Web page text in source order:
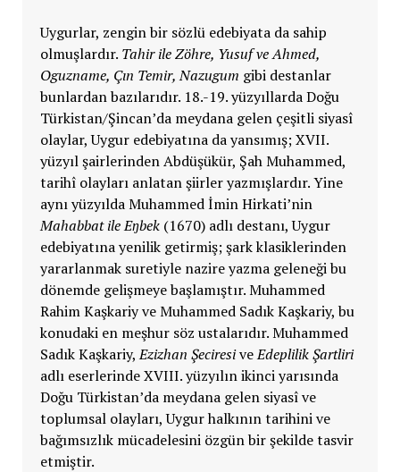
Uygurlar, zengin bir sözlü edebiyata da sahip
olmuşlardır. Tahir ile Zöhre, Yusuf ve Ahmed,
Oguzname, Çın Temir, Nazugum gibi destanlar
bunlardan bazılarıdır. 18.-19. yüzyıllarda Doğu
Türkistan/Şincan’da meydana gelen çeşitli siyasî
olaylar, Uygur edebiyatına da yansımış; XVII.
yüzyıl şairlerinden Abdüşükür, Şah Muhammed,
tarihî olayları anlatan şiirler yazmışlardır. Yine
aynı yüzyılda Muhammed İmin Hirkati’nin
Mahabbat ile Eŋbek(1670) adlı destanı, Uygur
edebiyatına yenilik getirmiş; şark klasiklerinden
yararlanmak suretiyle nazire yazma geleneği bu
dönemde gelişmeye başlamıştır. Muhammed
Rahim Kaşkariy ve Muhammed Sadık Kaşkariy, bu
konudaki en meşhur söz ustalarıdır. Muhammed
Sadık Kaşkariy,Ezizhan ŞeciresiveEdeplilik Şartliri
adlı eserlerinde XVIII. yüzyılın ikinci yarısında
Doğu Türkistan’da meydana gelen siyasî ve
toplumsal olayları, Uygur halkının tarihini ve
bağımsızlık mücadelesini özgün bir şekilde tasvir
etmiştir.